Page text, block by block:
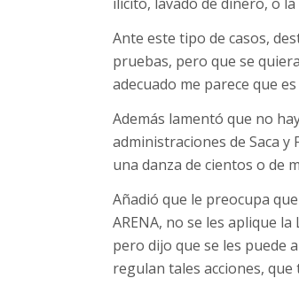
Ante este tipo de casos,
pruebas, pero que se
adecuado me parece que
Además lamentó que no
administraciones de Saca
una danza de cientos o de
Añadió que le preocupa
ARENA, no se les aplique
pero dijo que se les puede
regulan tales acciones,